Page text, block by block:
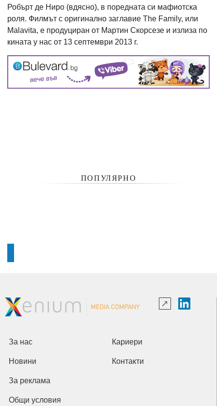
Робърт де Ниро (вдясно), в поредната си мафиотска
роля. Филмът с оригинално заглавие The Family, или
Malavita, е продуциран от Мартин Скорсезе и излиза по
кината у нас от 13 септември 2013 г.
ПОПУЛЯРНО
За нас Кариери
Новини Контакти
За реклама
Общи условия